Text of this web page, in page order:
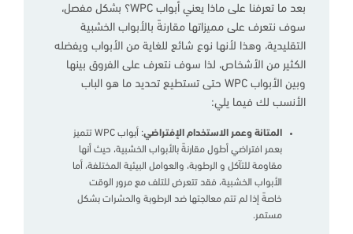
بعد ما تعرفنا على ماذا يعني أبواب WPC؟ بشكل مفصل،
سوف نتعرف على مميزاتها مقارنةً بالأبواب الخشبية
التقليدية، وهذا لأنها نوع شائع للغاية من الأبواب ويفضله
الكثير من الأشخاص، لذا سوف نتعرف على الفروق بينها
وبين الأبواب WPC حتى تستطيع تحديد ما هو الباب
الأنسب لك فيما يلي:
المتانة وعمر الاستخدام الإفتراضي
: أبواب WPC تتميز
بعمر افتراضي أطول مقارنةً بالأبواب الخشبية، حيث أنها
مقاومة للتآكل و الرطوبة، والعوامل البيئية المختلفة، أما
الأبواب الخشبية، فقد تتعرض للتلف مع مرور الوقت
خاصةً إذا لم تتم معالجتها ضد الرطوبة والحشرات بشكل
مستمر.